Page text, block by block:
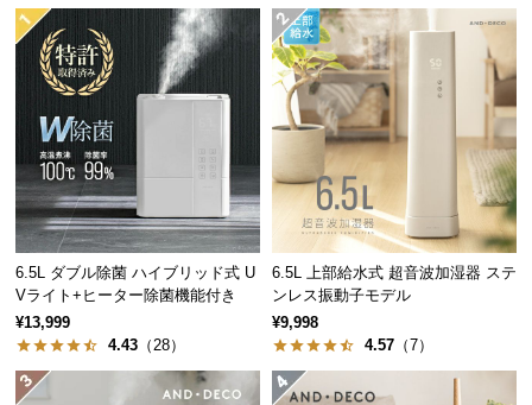
サ
ー
ビ
に
つ
い
て
搬
入
経
路
に
つ
6.5L ダブル除菌 ハイブリッド式 U
Vライト+ヒーター除菌機能付き
¥13,999
4.43 （28）
6.5L 上部給水式 超音波加湿器 ステ
ンレス振動子モデル
¥9,998
4.57 （7）